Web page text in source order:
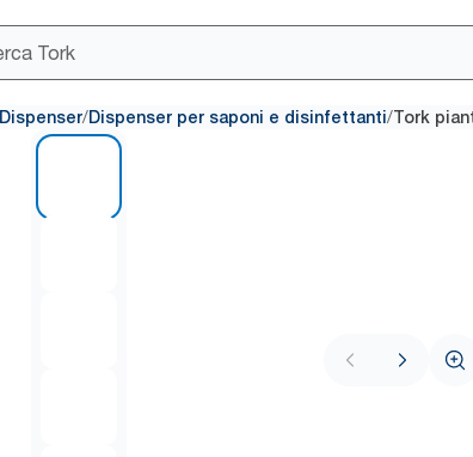
Dispenser/Dispenser per saponi e disinfettanti/Tork